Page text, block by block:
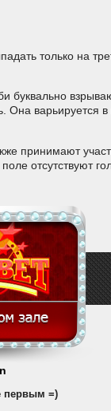
только на
буквально
варьируется
принимают
отсутствуют
первым =)